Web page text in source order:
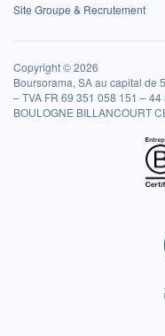
Site Groupe & Recrutement
Copyright © 2026
Boursorama, SA au capital de
– TVA FR 69 351 058 151 –
BOULOGNE BILLANCOURT